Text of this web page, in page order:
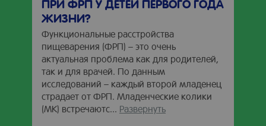
ПРИ ФРП У ДЕТЕЙ ПЕРВОГО ГОДА
ЖИЗНИ?
Функциональные расстройства
пищеварения (ФРП) – это очень
актуальная проблема как для родителей,
так и для врачей. По данным
исследований – каждый второй младенец
страдает от ФРП. Младенческие колики
(МК) встречаютс... Развернуть